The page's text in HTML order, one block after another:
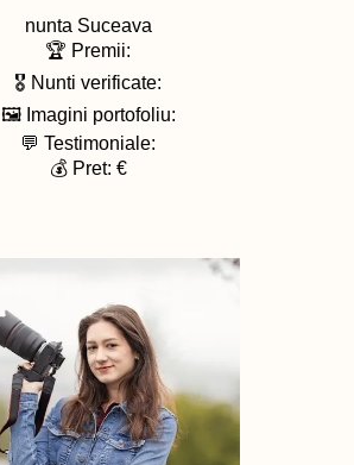
nunta Suceava
🏆 Premii:
🎖️ Nunti verificate:
🖼️ Imagini portofoliu:
💬 Testimoniale:
💰 Pret: €